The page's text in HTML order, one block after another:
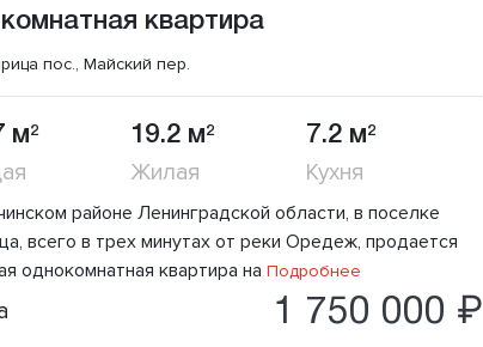
квартира
пос., Майский пер.
м2 19.2 м2
Жилая
7.2 м2
Кухня
районе Ленинградской области, в поселке
всего в трех минутах от реки Оредеж, продается
однокомнатная квартира на Подробнее
1 750 000 ₽